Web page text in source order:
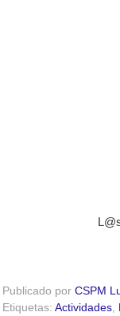
Publicado por CSPM
Etiquetas: Actividades,